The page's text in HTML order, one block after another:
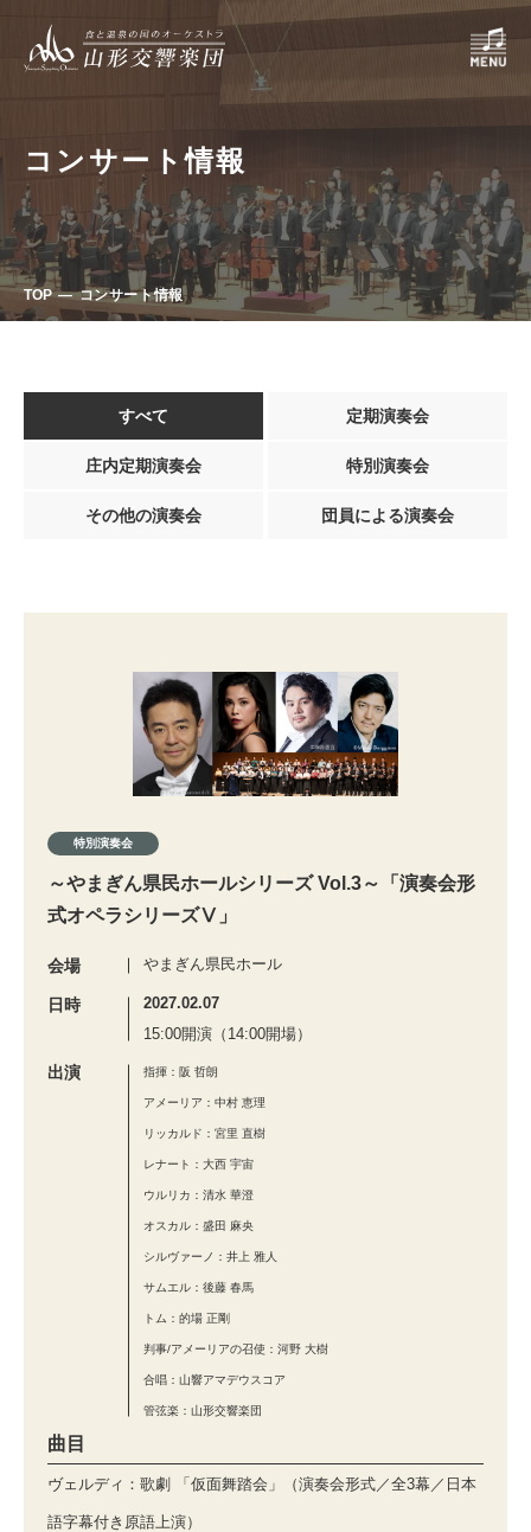
コンサート情報
TOP コンサート情報
すべて 定期演奏会
庄内定期演奏会 特別演奏会
その他の演奏会 団員による演奏会
特別演奏会
～やまぎん県民ホールシリーズ Vol.3～「演奏会形
式オペラシリーズⅤ」
会場 やまぎん県民ホール
日時
2027.02.07
15:00開演（14:00開場）
出演 指揮：阪 哲朗
アメーリア：中村 恵理
リッカルド：宮里 直樹
レナート：大西 宇宙
ウルリカ：清水 華澄
オスカル：盛田 麻央
シルヴァーノ：井上 雅人
サムエル：後藤 春馬
トム：的場 正剛
判事/アメーリアの召使：河野 大樹
合唱：山響アマデウスコア
管弦楽：山形交響楽団
曲目
ヴェルディ：歌劇 「仮面舞踏会」（演奏会形式／全3幕／日本
語字幕付き原語上演）